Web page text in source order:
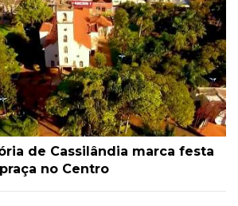
de Cassilândia marca festa
no Centro